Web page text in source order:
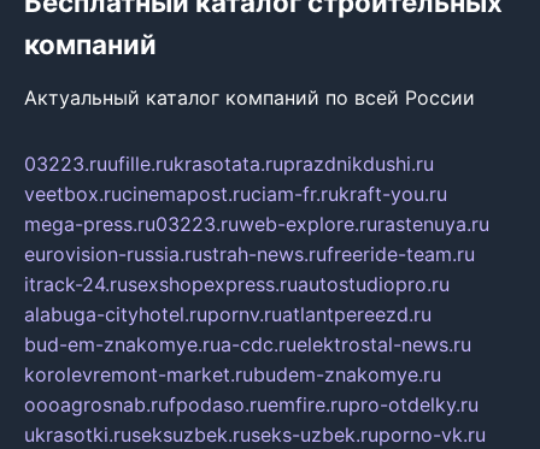
компаний
Актуальный каталог компаний по всей России
03223.ruufille.rukrasotata.ruprazdnikdushi.ru
veetbox.rucinemapost.ruciam-fr.rukraft-you.ru
mega-press.ru03223.ruweb-explore.rurastenuya.ru
eurovision-russia.rustrah-news.rufreeride-team.ru
itrack-24.rusexshopexpress.ruautostudiopro.ru
alabuga-cityhotel.rupornv.ruatlantpereezd.ru
bud-em-znakomye.rua-cdc.ruelektrostal-news.ru
korolevremont-market.rubudem-znakomye.ru
oooagrosnab.rufpodaso.ruemfire.rupro-otdelky.ru
ukrasotki.ruseksuzbek.ruseks-uzbek.ruporno-vk.ru